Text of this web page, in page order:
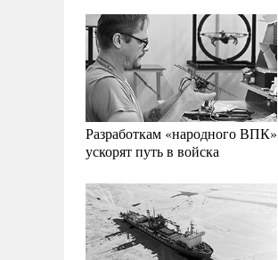
Разработкам «народного ВПК»
ускорят путь в войска